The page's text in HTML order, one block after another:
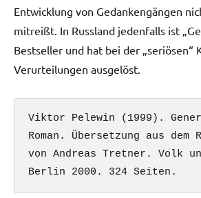
Entwicklung von Gedankengängen
mitreißt. In Russland jedenfalls ist
Bestseller und hat bei der „seriösen“
Verurteilungen ausgelöst.
Viktor Pelewin (1999).
Roman. Übersetzung aus dem
von Andreas Tretner. Volk
Berlin 2000. 324 Seiten.